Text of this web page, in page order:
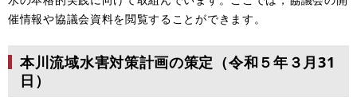
催情報や協議会資料を閲覧することができます。
本川流域水害対策計画の策定（令和５年３月31
日）